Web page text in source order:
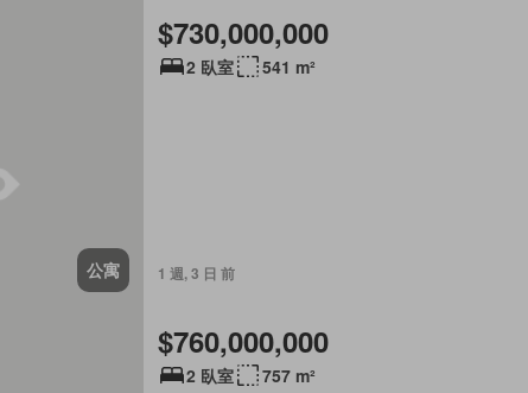
公寓
$730,000,000
2 臥室 541 m²
1 週, 3 日 前
$760,000,000
2 臥室 757 m²